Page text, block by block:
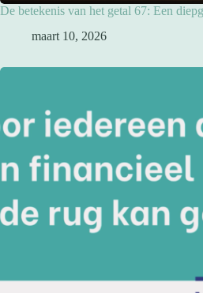
De betekenis van het getal 67: Een
maart 10, 2026